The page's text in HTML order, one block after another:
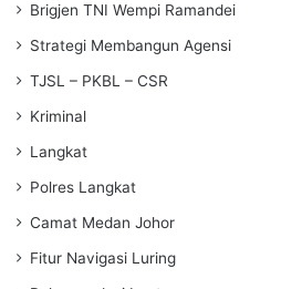
Brigjen TNI Wempi Ramandei
Strategi Membangun Agensi
TJSL – PKBL – CSR
Kriminal
Langkat
Polres Langkat
Camat Medan Johor
Fitur Navigasi Luring